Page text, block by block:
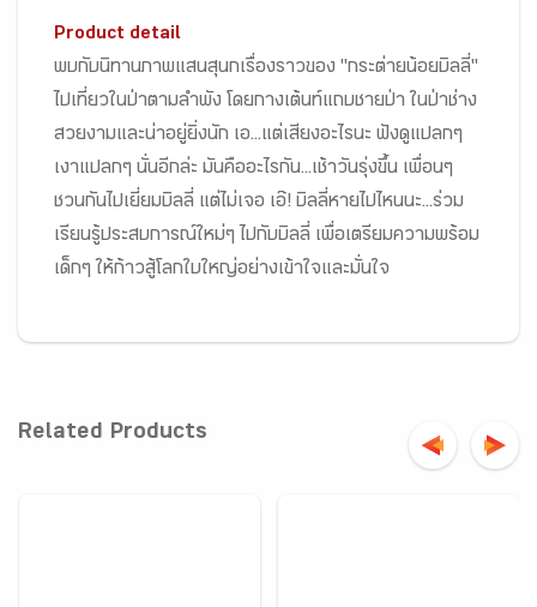
Product detail
พบกับนิทานภาพแสนสุนกเรื่องราวของ "กระต่ายน้อยบิลลี่"
ไปเที่ยวในป่าตามลำพัง โดยกางเต้นท์แถบชายป่า ในป่าช่าง
สวยงามและน่าอยู่ยิ่งนัก เอ...แต่เสียงอะไรนะ ฟังดูแปลกๆ
เงาแปลกๆ นั่นอีกล่ะ มันคืออะไรกัน...เช้าวันรุ่งขึ้น เพื่อนๆ
ชวนกันไปเยี่ยมบิลลี่ แต่ไม่เจอ เอ๊! บิลลี่หายไปไหนนะ...ร่วม
เรียนรู้ประสบการณ์ใหม่ๆ ไปกับบิลลี่ เพื่อเตรียมความพร้อม
เด็กๆ ให้ก้าวสู้โลกใบใหญ่อย่างเข้าใจและมั่นใจ
Related Products